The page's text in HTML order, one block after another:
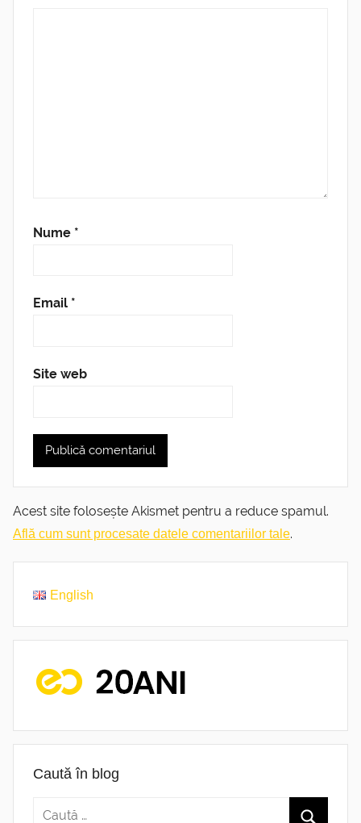
Nume *
Email *
Site web
Acest site folosește Akismet pentru a reduce spamul.
Află cum sunt procesate datele comentariilor tale.
English
Caută în blog